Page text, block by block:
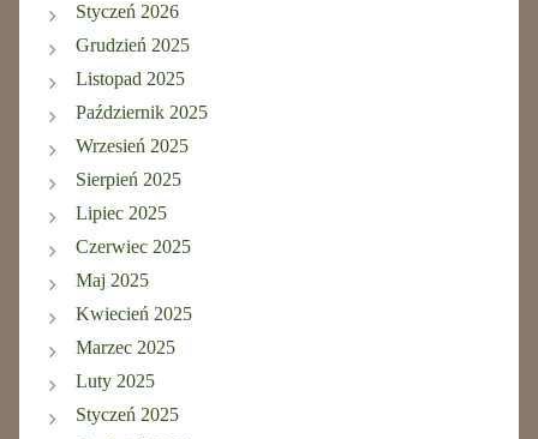
Styczeń 2026
Grudzień 2025
Listopad 2025
Październik 2025
Wrzesień 2025
Sierpień 2025
Lipiec 2025
Czerwiec 2025
Maj 2025
Kwiecień 2025
Marzec 2025
Luty 2025
Styczeń 2025